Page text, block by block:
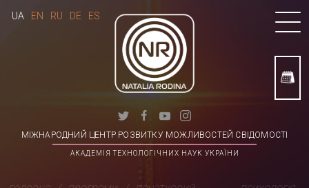
МІЖНАРОДНИЙ ЦЕНТР РОЗВИТКУ МОЖЛИВОСТЕЙ СВІДОМОСТІ
АКАДЕМІЯ ТЕХНОЛОГІЧНИХ НАУК УКРАЇНИ
UA EN RU DE ES